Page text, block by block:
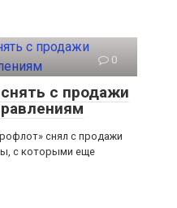
0
с продажи
снял с продажи
с которыми еще